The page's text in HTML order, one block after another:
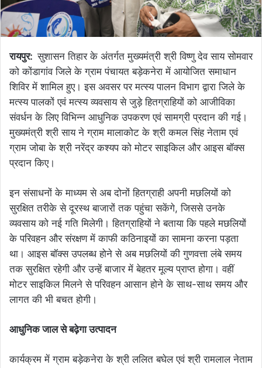
रायपुर:सुशासन तिहार के अंतर्गत मुख्यमंत्री श्री विष्णु देव साय सोमवार
को कोंडागांव जिले के ग्राम पंचायत बड़ेकनेरा में आयोजित समाधान
शिविर में शामिल हुए। इस अवसर पर मत्स्य पालन विभाग द्वारा जिले के
मत्स्य पालकों एवं मत्स्य व्यवसाय से जुड़े हितग्राहियों को आजीविका
संवर्धन के लिए विभिन्न आधुनिक उपकरण एवं सामग्री प्रदान की गई।
मुख्यमंत्री श्री साय ने ग्राम मालाकोट के श्री कमल सिंह नेताम एवं
ग्राम जोबा के श्री नरेंद्र कश्यप को मोटर साइकिल और आइस बॉक्स
प्रदान किए।
इन संसाधनों के माध्यम से अब दोनों हितग्राही अपनी मछलियों को
सुरक्षित तरीके से दूरस्थ बाजारों तक पहुंचा सकेंगे, जिससे उनके
व्यवसाय को नई गति मिलेगी। हितग्राहियों ने बताया कि पहले मछलियों
के परिवहन और संरक्षण में काफी कठिनाइयों का सामना करना पड़ता
था। आइस बॉक्स उपलब्ध होने से अब मछलियों की गुणवत्ता लंबे समय
तक सुरक्षित रहेगी और उन्हें बाजार में बेहतर मूल्य प्राप्त होगा। वहीं
मोटर साइकिल मिलने से परिवहन आसान होने के साथ-साथ समय और
लागत की भी बचत होगी।
आधुनिक जाल से बढ़ेगा उत्पादन
कार्यक्रम में ग्राम बड़ेकनेरा के श्री ललित बघेल एवं श्री रामलाल नेताम